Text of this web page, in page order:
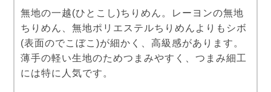
無地の一越(ひとこし)ちりめん。レーヨンの無地
ちりめん、無地ポリエステルちりめんよりもシボ
(表面のでこぼこ)が細かく、高級感があります。
薄手の軽い生地のためつまみやすく、つまみ細工
には特に人気です。